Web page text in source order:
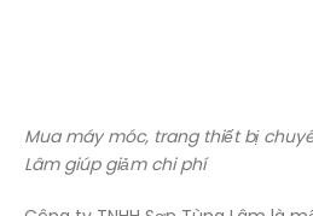
Mua máy móc, trang thiết bị